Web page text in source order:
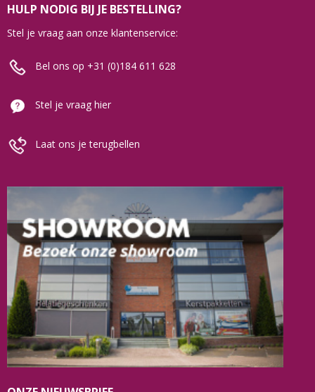
HULP NODIG BIJ JE BESTELLING?
Stel je vraag aan onze klantenservice:
Bel ons op +31 (0)184 611 628
Stel je vraag hier
Laat ons je terugbellen